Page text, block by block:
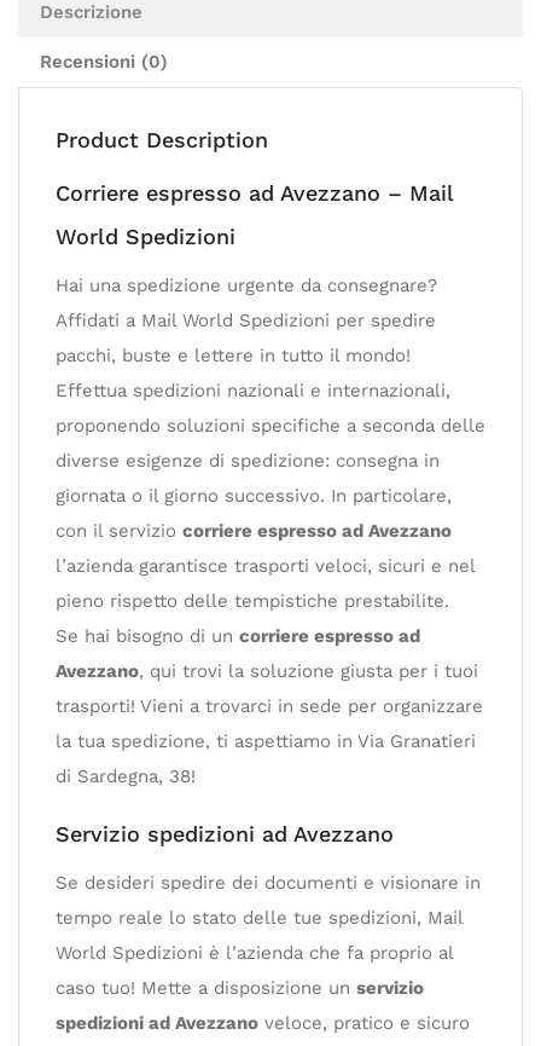
Descrizione
Recensioni (0)
Product Description
Corriere espresso ad Avezzano – Mail
World Spedizioni
Hai una spedizione urgente da consegnare?
Affidati a Mail World Spedizioni per spedire
pacchi, buste e lettere in tutto il mondo!
Effettua spedizioni nazionali e internazionali,
proponendo soluzioni specifiche a seconda delle
diverse esigenze di spedizione: consegna in
giornata o il giorno successivo. In particolare,
con il servizio corriere espresso ad Avezzano
l’azienda garantisce trasporti veloci, sicuri e nel
pieno rispetto delle tempistiche prestabilite.
Se hai bisogno di un corriere espresso ad
Avezzano, qui trovi la soluzione giusta per i tuoi
trasporti! Vieni a trovarci in sede per organizzare
la tua spedizione, ti aspettiamo in Via Granatieri
di Sardegna, 38!
Servizio spedizioni ad Avezzano
Se desideri spedire dei documenti e visionare in
tempo reale lo stato delle tue spedizioni, Mail
World Spedizioni è l’azienda che fa proprio al
caso tuo! Mette a disposizione un servizio
spedizioni ad Avezzano veloce, pratico e sicuro